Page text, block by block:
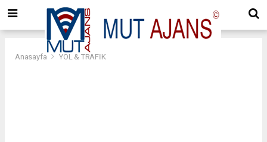
Anasayfa YOL & TRAFİK